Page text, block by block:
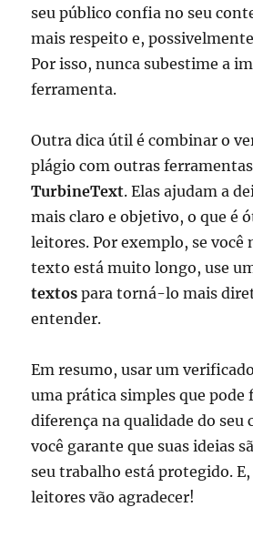
seu público confia no seu
mais respeito e,
Por isso, nunca subestime a
ferramenta.
Outra dica útil é combinar o
plágio com outras
TurbineText. Elas ajudam a
mais claro e objetivo, o que é
leitores. Por exemplo, se você
texto está muito longo, use
textos para torná-lo mais
entender.
Em resumo, usar um
uma prática simples que pode
diferença na qualidade do seu
você garante que suas ideias
seu trabalho está protegido. E,
leitores vão agradecer!